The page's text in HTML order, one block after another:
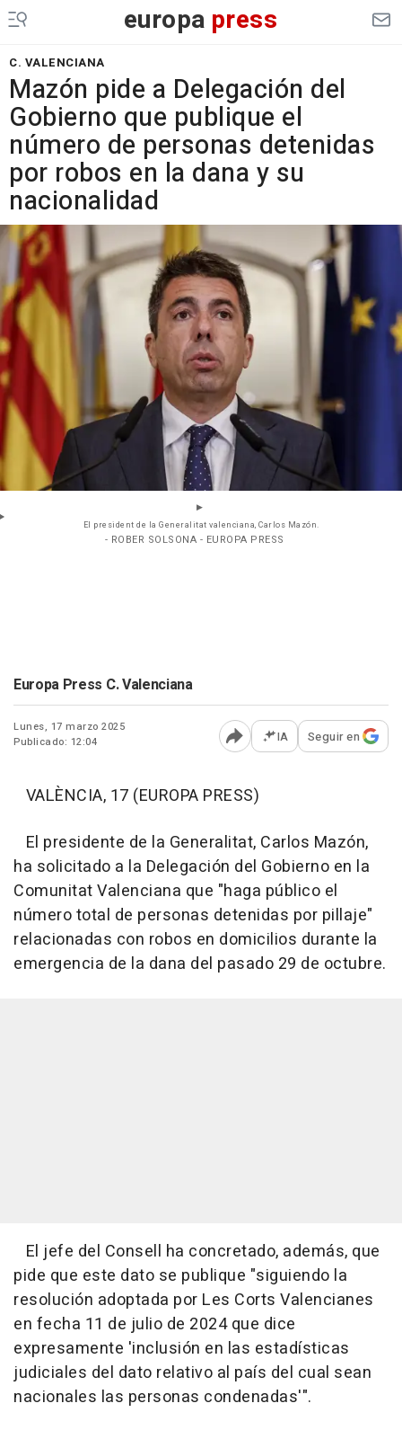
europa press
C. VALENCIANA
Mazón pide a Delegación del
Gobierno que publique el
número de personas detenidas
por robos en la dana y su
nacionalidad
El president de la Generalitat valenciana, Carlos Mazón.
- ROBER SOLSONA - EUROPA PRESS
Europa Press C. Valenciana
Lunes, 17 marzo 2025
Publicado: 12:04
Abrir opciones para
IA Seguir en
VALÈNCIA, 17 (EUROPA PRESS)
El presidente de la Generalitat, Carlos Mazón,
ha solicitado a la Delegación del Gobierno en la
Comunitat Valenciana que "haga público el
número total de personas detenidas por pillaje"
relacionadas con robos en domicilios durante la
emergencia de la dana del pasado 29 de octubre.
El jefe del Consell ha concretado, además, que
pide que este dato se publique "siguiendo la
resolución adoptada por Les Corts Valencianes
en fecha 11 de julio de 2024 que dice
expresamente 'inclusión en las estadísticas
judiciales del dato relativo al país del cual sean
nacionales las personas condenadas'".